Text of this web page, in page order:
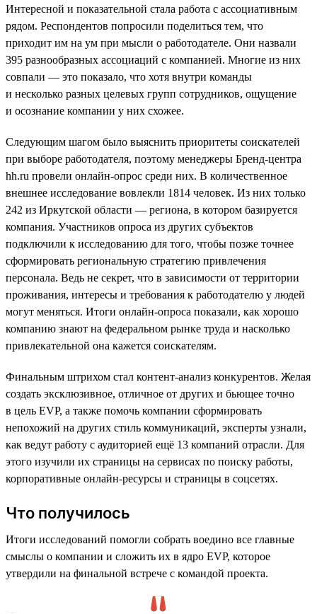
Интересной и показательной стала работа с ассоциативным
рядом. Респондентов попросили поделиться тем, что
приходит им на ум при мысли о работодателе. Они назвали
395 разнообразных ассоциаций с компанией. Многие из них
совпали — это показало, что хотя внутри команды
и несколько разных целевых групп сотрудников, ощущение
и осознание компании у них схожее.
Следующим шагом было выяснить приоритеты соискателей
при выборе работодателя, поэтому менеджеры Бренд-центра
hh.ru провели онлайн-опрос среди них. В количественное
внешнее исследование вовлекли 1814 человек. Из них только
242 из Иркутской области — региона, в котором базируется
компания. Участников опроса из других субъектов
подключили к исследованию для того, чтобы позже точнее
сформировать региональную стратегию привлечения
персонала. Ведь не секрет, что в зависимости от территории
проживания, интересы и требования к работодателю у людей
могут меняться. Итоги онлайн-опроса показали, как хорошо
компанию знают на федеральном рынке труда и насколько
привлекательной она кажется соискателям.
Финальным штрихом стал контент-анализ конкурентов. Желая
создать эксклюзивное, отличное от других и бьющее точно
в цель EVP, а также помочь компании сформировать
непохожий на других стиль коммуникаций, эксперты узнали,
как ведут работу с аудиторией ещё 13 компаний отрасли. Для
этого изучили их страницы на сервисах по поиску работы,
корпоративные онлайн-ресурсы и страницы в соцсетях.
Что получилось
Итоги исследований помогли собрать воедино все главные
смыслы о компании и сложить их в ядро EVP, которое
утвердили на финальной встрече с командой проекта.